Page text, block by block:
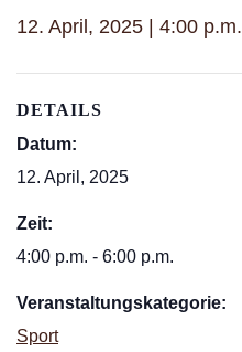
12. April, 2025 | 4:00 p.m.
DETAILS
Datum:
12. April, 2025
Zeit:
4:00 p.m. - 6:00 p.m.
Veranstaltungskategorie:
Sport